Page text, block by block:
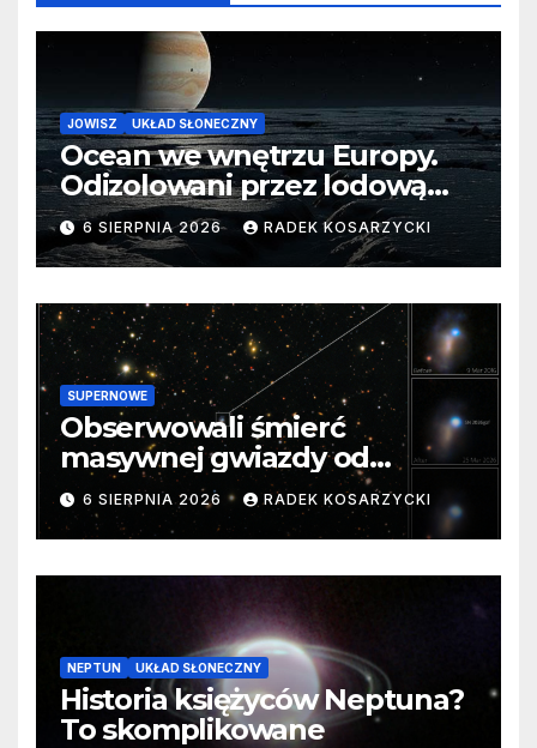
JOWISZ UKŁAD SŁONECZNY
Ocean we wnętrzu Europy.
Odizolowani przez lodową
barierę
6 SIERPNIA 2026 RADEK KOSARZYCKI
SUPERNOWE
Obserwowali śmierć
masywnej gwiazdy od
samego początku. Niezwykle
cenne dane
6 SIERPNIA 2026 RADEK KOSARZYCKI
NEPTUN UKŁAD SŁONECZNY
Historia księżyców Neptuna?
To skomplikowane